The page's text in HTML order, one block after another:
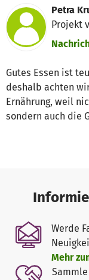
Petra
Projekt
Gutes Essen ist
deshalb achten
Ernährung, weil
sondern auch die
Werde
Mehr